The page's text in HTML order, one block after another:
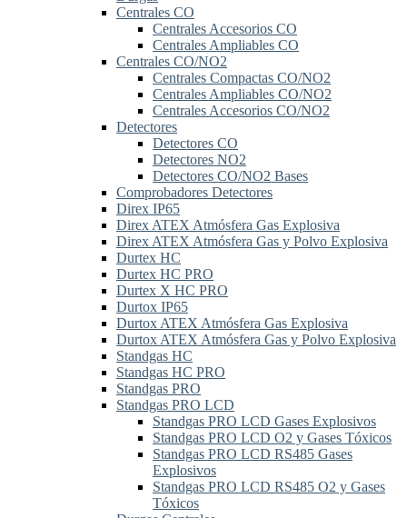
Centrales CO
Centrales Accesorios CO
Centrales Ampliables CO
Centrales CO/NO2
Centrales Compactas CO/NO2
Centrales Ampliables CO/NO2
Centrales Accesorios CO/NO2
Detectores
Detectores CO
Detectores NO2
Detectores CO/NO2 Bases
Comprobadores Detectores
Direx IP65
Direx ATEX Atmósfera Gas Explosiva
Direx ATEX Atmósfera Gas y Polvo Explosiva
Durtex HC
Durtex HC PRO
Durtex X HC PRO
Durtox IP65
Durtox ATEX Atmósfera Gas Explosiva
Durtox ATEX Atmósfera Gas y Polvo Explosiva
Standgas HC
Standgas HC PRO
Standgas PRO
Standgas PRO LCD
Standgas PRO LCD Gases Explosivos
Standgas PRO LCD O2 y Gases Tóxicos
Standgas PRO LCD RS485 Gases
Explosivos
Standgas PRO LCD RS485 O2 y Gases
Tóxicos